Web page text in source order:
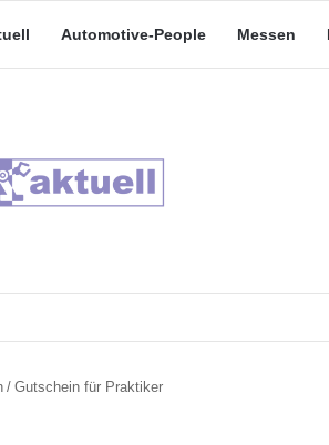
Automotive-People Messen
/ Gutschein für Praktiker